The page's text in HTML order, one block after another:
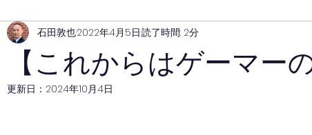
神戸の地域・時事
【これからはゲーマー
石田敦也2022年4月5日読了時間: 2分
更新日： 2024年10月4日